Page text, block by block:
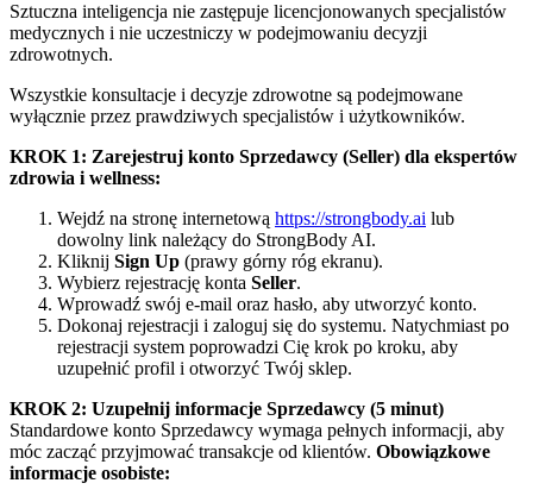
Sztuczna inteligencja nie zastępuje licencjonowanych specjalistów
medycznych i nie uczestniczy w podejmowaniu decyzji
zdrowotnych.
Wszystkie konsultacje i decyzje zdrowotne są podejmowane
wyłącznie przez prawdziwych specjalistów i użytkowników.
KROK 1: Zarejestruj konto Sprzedawcy (Seller) dla ekspertów
zdrowia i wellness:
Wejdź na stronę internetową https://strongbody.ai lub
dowolny link należący do StrongBody AI.
Kliknij Sign Up (prawy górny róg ekranu).
Wybierz rejestrację konta Seller.
Wprowadź swój e-mail oraz hasło, aby utworzyć konto.
Dokonaj rejestracji i zaloguj się do systemu. Natychmiast po
rejestracji system poprowadzi Cię krok po kroku, aby
uzupełnić profil i otworzyć Twój sklep.
KROK 2: Uzupełnij informacje Sprzedawcy (5 minut)
Standardowe konto Sprzedawcy wymaga pełnych informacji, aby
móc zacząć przyjmować transakcje od klientów. Obowiązkowe
informacje osobiste: